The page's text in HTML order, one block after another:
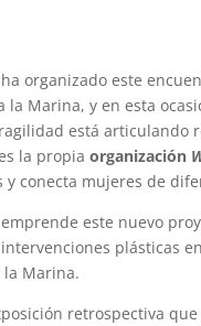
organizado este
la Marina, y en esta
está articulando
la propia organización
y conecta mujeres de
este nuevo
plásticas
Marina.
retrospectiva que